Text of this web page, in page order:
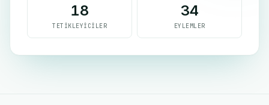
18
TETIKLEYICILER
34
EYLEMLER